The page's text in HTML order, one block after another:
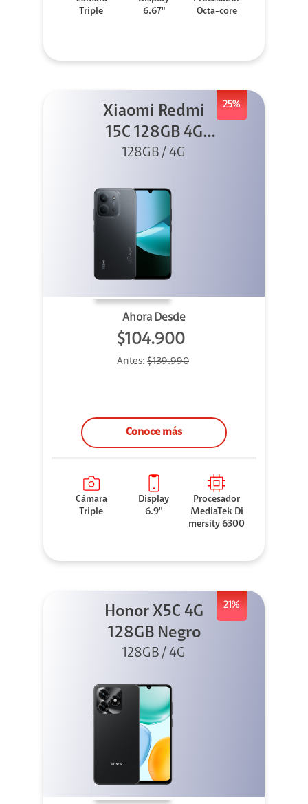
Triple
6.67"
Octa-core
25%
Xiaomi Redmi
15C 128GB 4G
Negro
128GB / 4G
Ahora Desde
$104.900
Antes: $139.990
Conoce más
Cámara
Triple
Display
6.9"
Procesador
MediaTek Di
mersity 6300
21%
Honor X5C 4G
128GB Negro
128GB / 4G